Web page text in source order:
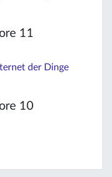
11
der Dinge
10